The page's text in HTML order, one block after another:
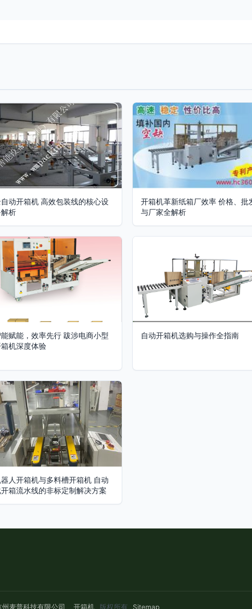
动开箱机 高效包装线的核心设
析
开箱机革新纸箱厂效率 价格、批
与厂家全解析
赋能，效率先行 跋涉电商小型
机深度体验
自动开箱机选购与操作全指南
人开箱机与多料槽开箱机 自动
箱流水线的非标定制解决方案
州麦普科技有限公司 开箱机 版权所有 Sitemap